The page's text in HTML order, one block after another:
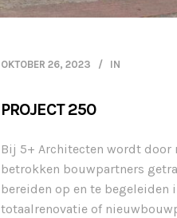
OKTOBER 26, 2023 IN
PROJECT 250
Bij 5+ Architecten wordt
betrokken bouwpartners
bereiden op en te begeleiden
totaalrenovatie of